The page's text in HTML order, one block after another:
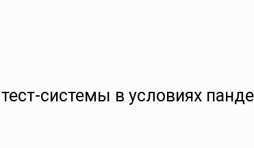
системы в условиях